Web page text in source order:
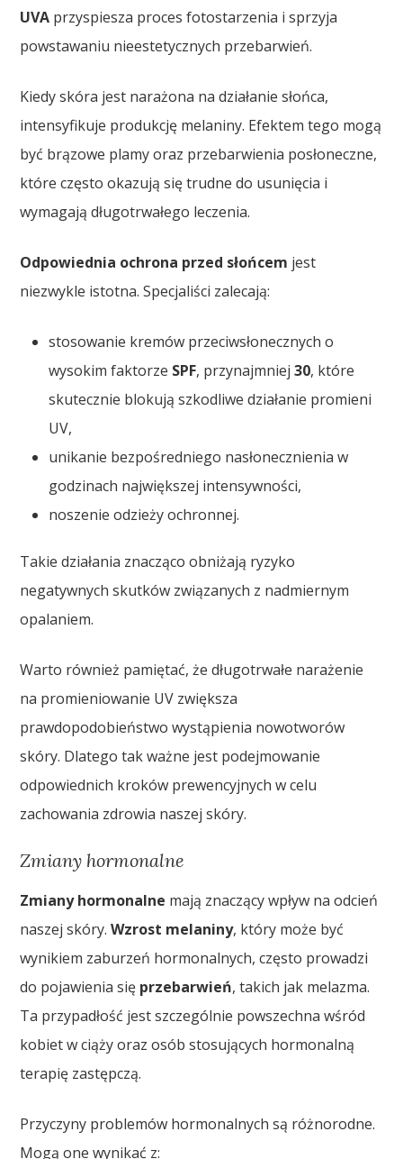
UVA przyspiesza proces fotostarzenia i sprzyja
powstawaniu nieestetycznych przebarwień.
Kiedy skóra jest narażona na działanie słońca,
intensyfikuje produkcję melaniny. Efektem tego mogą
być brązowe plamy oraz przebarwienia posłoneczne,
które często okazują się trudne do usunięcia i
wymagają długotrwałego leczenia.
Odpowiednia ochrona przed słońcem jest
niezwykle istotna. Specjaliści zalecają:
stosowanie kremów przeciwsłonecznych o
wysokim faktorze SPF, przynajmniej30, które
skutecznie blokują szkodliwe działanie promieni
UV,
unikanie bezpośredniego nasłonecznienia w
godzinach największej intensywności,
noszenie odzieży ochronnej.
Takie działania znacząco obniżają ryzyko
negatywnych skutków związanych z nadmiernym
opalaniem.
Warto również pamiętać, że długotrwałe narażenie
na promieniowanie UV zwiększa
prawdopodobieństwo wystąpienia nowotworów
skóry. Dlatego tak ważne jest podejmowanie
odpowiednich kroków prewencyjnych w celu
zachowania zdrowia naszej skóry.
Zmiany hormonalne
Zmiany hormonalne mają znaczący wpływ na odcień
naszej skóry.Wzrost melaniny, który może być
wynikiem zaburzeń hormonalnych, często prowadzi
do pojawienia się przebarwień, takich jak melazma.
Ta przypadłość jest szczególnie powszechna wśród
kobiet w ciąży oraz osób stosujących hormonalną
terapię zastępczą.
Przyczyny problemów hormonalnych są różnorodne.
Mogą one wynikać z: